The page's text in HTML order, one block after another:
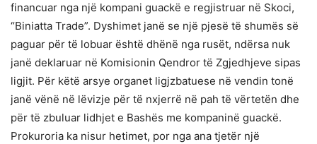
financuar nga një kompani guackë e regjistruar në Skoci,
“Biniatta Trade”. Dyshimet janë se një pjesë të shumës së
paguar për të lobuar është dhënë nga rusët, ndërsa nuk
janë deklaruar në Komisionin Qendror të Zgjedhjeve sipas
ligjit. Për këtë arsye organet ligjzbatuese në vendin tonë
janë vënë në lëvizje për të nxjerrë në pah të vërtetën dhe
për të zbuluar lidhjet e Bashës me kompaninë guackë.
Prokuroria ka nisur hetimet, por nga ana tjetër një